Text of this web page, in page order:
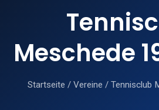
Meschede
Startseite / Vereine / Tennisclub